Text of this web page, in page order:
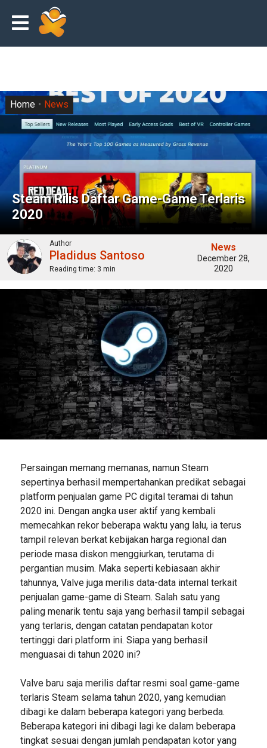
Steam Rilis Daftar Game-Game Terlaris
2020
Home News
Author
Pladidus Santoso
Reading time: 3 min
News
December 28,
2020
Persaingan memang memanas, namun Steam
sepertinya berhasil mempertahankan predikat sebagai
platform penjualan game PC digital teramai di tahun
2020 ini. Dengan angka user aktif yang kembali
memecahkan rekor beberapa waktu yang lalu, ia terus
tampil relevan berkat kebijakan harga regional dan
periode masa diskon menggiurkan, terutama di
pergantian musim. Maka seperti kebiasaan akhir
tahunnya, Valve juga merilis data-data internal terkait
penjualan game-game di Steam. Salah satu yang
paling menarik tentu saja yang berhasil tampil sebagai
yang terlaris, dengan catatan pendapatan kotor
tertinggi dari platform ini. Siapa yang berhasil
menguasai di tahun 2020 ini?
Valve baru saja merilis daftar resmi soal game-game
terlaris Steam selama tahun 2020, yang kemudian
dibagi ke dalam beberapa kategori yang berbeda.
Beberapa kategori ini dibagi lagi ke dalam beberapa
tingkat sesuai dengan jumlah pendapatan kotor yang